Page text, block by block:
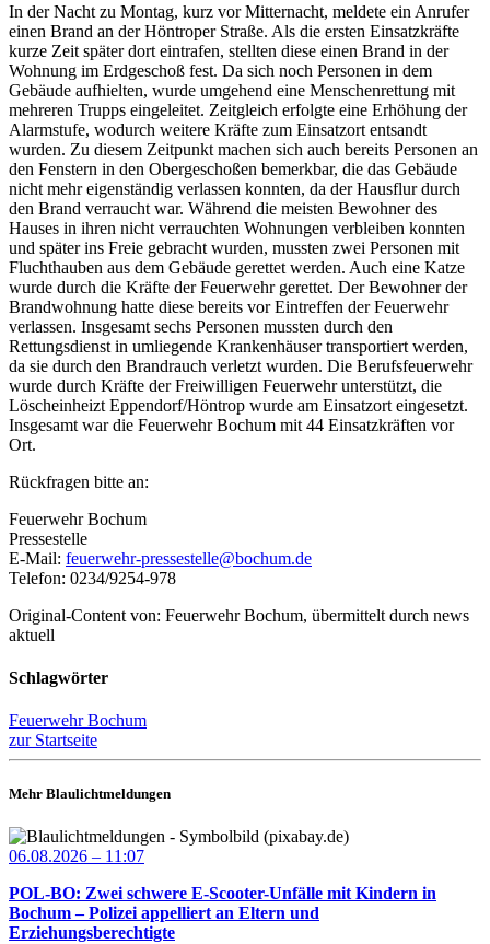
In der Nacht zu Montag, kurz vor Mitternacht, meldete ein Anrufer
einen Brand an der Höntroper Straße. Als die ersten Einsatzkräfte
kurze Zeit später dort eintrafen, stellten diese einen Brand in der
Wohnung im Erdgeschoß fest. Da sich noch Personen in dem
Gebäude aufhielten, wurde umgehend eine Menschenrettung mit
mehreren Trupps eingeleitet. Zeitgleich erfolgte eine Erhöhung der
Alarmstufe, wodurch weitere Kräfte zum Einsatzort entsandt
wurden. Zu diesem Zeitpunkt machen sich auch bereits Personen an
den Fenstern in den Obergeschoßen bemerkbar, die das Gebäude
nicht mehr eigenständig verlassen konnten, da der Hausflur durch
den Brand verraucht war. Während die meisten Bewohner des
Hauses in ihren nicht verrauchten Wohnungen verbleiben konnten
und später ins Freie gebracht wurden, mussten zwei Personen mit
Fluchthauben aus dem Gebäude gerettet werden. Auch eine Katze
wurde durch die Kräfte der Feuerwehr gerettet. Der Bewohner der
Brandwohnung hatte diese bereits vor Eintreffen der Feuerwehr
verlassen. Insgesamt sechs Personen mussten durch den
Rettungsdienst in umliegende Krankenhäuser transportiert werden,
da sie durch den Brandrauch verletzt wurden. Die Berufsfeuerwehr
wurde durch Kräfte der Freiwilligen Feuerwehr unterstützt, die
Löscheinheizt Eppendorf/Höntrop wurde am Einsatzort eingesetzt.
Insgesamt war die Feuerwehr Bochum mit 44 Einsatzkräften vor
Ort.
Rückfragen bitte an:
Feuerwehr Bochum
Pressestelle
E-Mail: feuerwehr-pressestelle@bochum.de
Telefon: 0234/9254-978
Original-Content von: Feuerwehr Bochum, übermittelt durch news
aktuell
Schlagwörter
Feuerwehr Bochum
zur Startseite
Mehr Blaulichtmeldungen
06.08.2026 – 11:07
POL-BO: Zwei schwere E-Scooter-Unfälle mit Kindern in
Bochum – Polizei appelliert an Eltern und
Erziehungsberechtigte